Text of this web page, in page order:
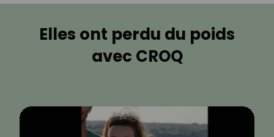
Elles ont perdu du poids
avec CROQ